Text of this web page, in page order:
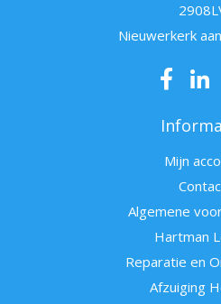
Nieuwerkerk
Mijn
Algemene
Hartman
Reparatie en
Afzuiging